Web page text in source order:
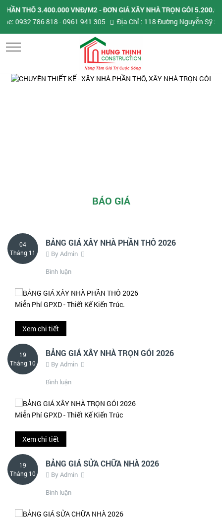
THÔ 3.400.000 VNĐ/M2 - ĐƠN GIÁ XÂY NHÀ TRỌN GÓI
0932 786 818 - 0961 941 305 Địa Chỉ : 118 Đường Nguyễn Sỹ
BÁO GIÁ
04
Tháng 11
BẢNG GIÁ XÂY NHÀ PHẦN THÔ 2026
By Admin
Bình luận
Miễn Phí GPXD - Thiết Kế Kiến Trúc.
Xem chi tiết
19
Tháng 10
BẢNG GIÁ XÂY NHÀ TRỌN GÓI 2026
By Admin
Bình luận
Miễn Phí GPXD - Thiết Kế Kiến Trúc
Xem chi tiết
19
Tháng 10
BẢNG GIÁ SỬA CHỮA NHÀ 2026
By Admin
Bình luận